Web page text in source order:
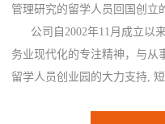
管理研究的留学人员回国创
公司自2002年11月成立以
务业现代化的专注精神，与从
留学人员创业园的大力支持,